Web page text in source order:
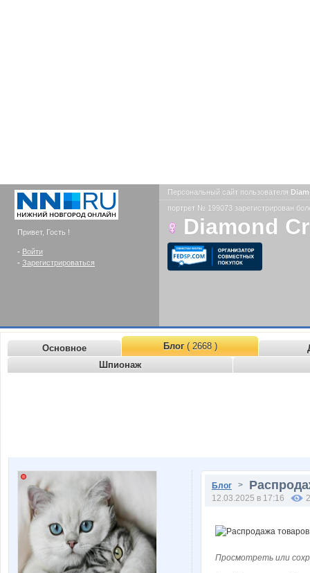
Привет, Гость !
- Войти
- Зарегистрироваться
Персональный сайт пользователя
портрет № 199073 зарегистрирован
Diamond
Основное Блог( 2668 )
Шпионаж
Блог >
12.03.2025 в 17:16
Просмотреть или